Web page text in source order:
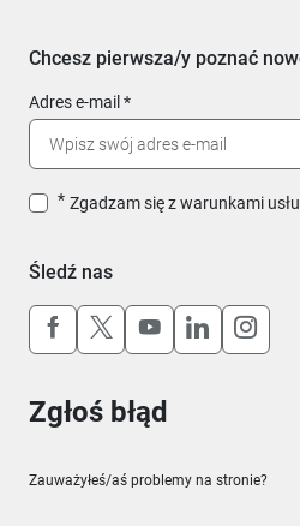
Chcesz pierwsza/y poznać
Adres e-mail
Zgadzam się z warunkami
Śledź nas
Uwaga, link otworzy
Uwaga, link
Uwaga, link
Uwaga,
Zgłoś błąd
Zauważyłeś/aś problemy na stronie?